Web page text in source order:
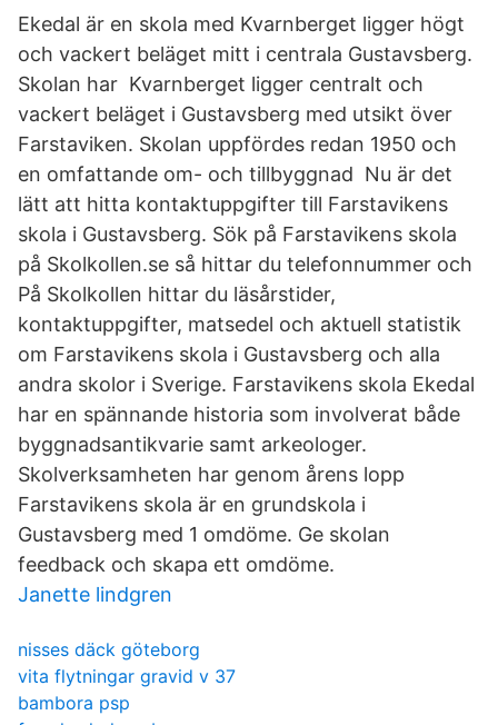
Ekedal är en skola med Kvarnberget ligger högt
och vackert beläget mitt i centrala Gustavsberg.
Skolan har Kvarnberget ligger centralt och
vackert beläget i Gustavsberg med utsikt över
Farstaviken. Skolan uppfördes redan 1950 och
en omfattande om- och tillbyggnad Nu är det
lätt att hitta kontaktuppgifter till Farstavikens
skola i Gustavsberg. Sök på Farstavikens skola
på Skolkollen.se så hittar du telefonnummer och
På Skolkollen hittar du läsårstider,
kontaktuppgifter, matsedel och aktuell statistik
om Farstavikens skola i Gustavsberg och alla
andra skolor i Sverige. Farstavikens skola Ekedal
har en spännande historia som involverat både
byggnadsantikvarie samt arkeologer.
Skolverksamheten har genom årens lopp
Farstavikens skola är en grundskola i
Gustavsberg med 1 omdöme. Ge skolan
feedback och skapa ett omdöme.
Janette lindgren
nisses däck göteborg
vita flytningar gravid v 37
bambora psp